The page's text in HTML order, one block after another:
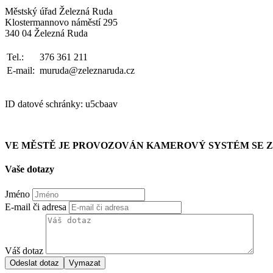
Městský úřad Železná Ruda
Klostermannovo náměstí 295
340 04 Železná Ruda
Tel.:
376 361 211
E-mail: muruda@zeleznaruda.cz
ID datové schránky: u5cbaav
VE MĚSTĚ JE PROVOZOVÁN KAMEROVÝ SYSTÉM SE
Vaše dotazy
Jméno
E-mail či adresa
Váš dotaz